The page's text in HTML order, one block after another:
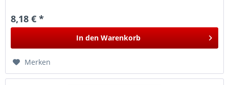
8,18 € *
In den Warenkorb
Merken